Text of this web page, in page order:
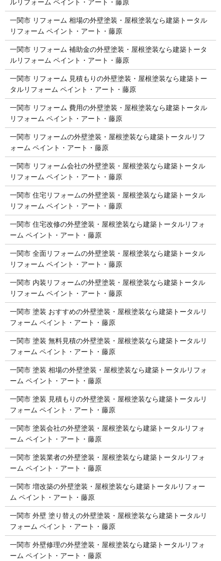
ルリフォーム ペイント・アート・藤原
一関市 リフォーム 相場の外壁塗装・屋根塗装なら建築トータル
リフォーム ペイント・アート・藤原
一関市 リフォーム 補助金の外壁塗装・屋根塗装なら建築トータ
ルリフォーム ペイント・アート・藤原
一関市 リフォーム 見積もりの外壁塗装・屋根塗装なら建築トー
タルリフォーム ペイント・アート・藤原
一関市 リフォーム 費用の外壁塗装・屋根塗装なら建築トータル
リフォーム ペイント・アート・藤原
一関市 リフォームの外壁塗装・屋根塗装なら建築トータルリフ
ォーム ペイント・アート・藤原
一関市 リフォーム会社の外壁塗装・屋根塗装なら建築トータル
リフォーム ペイント・アート・藤原
一関市 住宅リフォームの外壁塗装・屋根塗装なら建築トータル
リフォーム ペイント・アート・藤原
一関市 住宅改修の外壁塗装・屋根塗装なら建築トータルリフォ
ーム ペイント・アート・藤原
一関市 全面リフォームの外壁塗装・屋根塗装なら建築トータル
リフォーム ペイント・アート・藤原
一関市 内装リフォームの外壁塗装・屋根塗装なら建築トータル
リフォーム ペイント・アート・藤原
一関市 塗装 おすすめの外壁塗装・屋根塗装なら建築トータルリ
フォーム ペイント・アート・藤原
一関市 塗装 無料見積の外壁塗装・屋根塗装なら建築トータルリ
フォーム ペイント・アート・藤原
一関市 塗装 相場の外壁塗装・屋根塗装なら建築トータルリフォ
ーム ペイント・アート・藤原
一関市 塗装 見積もりの外壁塗装・屋根塗装なら建築トータルリ
フォーム ペイント・アート・藤原
一関市 塗装会社の外壁塗装・屋根塗装なら建築トータルリフォ
ーム ペイント・アート・藤原
一関市 塗装業者の外壁塗装・屋根塗装なら建築トータルリフォ
ーム ペイント・アート・藤原
一関市 増改築の外壁塗装・屋根塗装なら建築トータルリフォー
ム ペイント・アート・藤原
一関市 外壁 塗り替えの外壁塗装・屋根塗装なら建築トータルリ
フォーム ペイント・アート・藤原
一関市 外壁修理の外壁塗装・屋根塗装なら建築トータルリフォ
ーム ペイント・アート・藤原